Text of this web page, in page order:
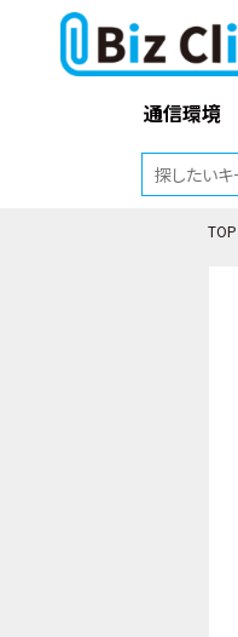
通信環境
TOP